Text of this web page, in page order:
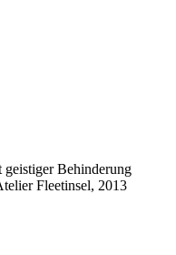
Behinderung
Fleetinsel, 2013